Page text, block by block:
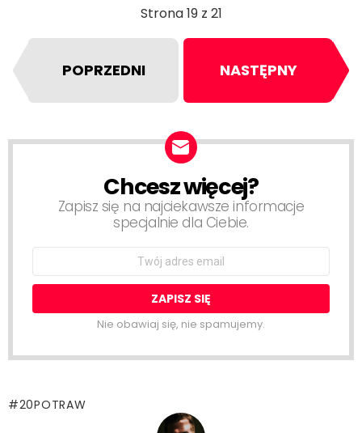
Strona 19 z 21
POPRZEDNI NASTĘPNY
NEWSLETTERChcesz więcej?
Zapisz się na najciekawsze informacje
specjalnie dla Ciebie.
Nie obawiaj się, nie spamujemy.
20POTRAW